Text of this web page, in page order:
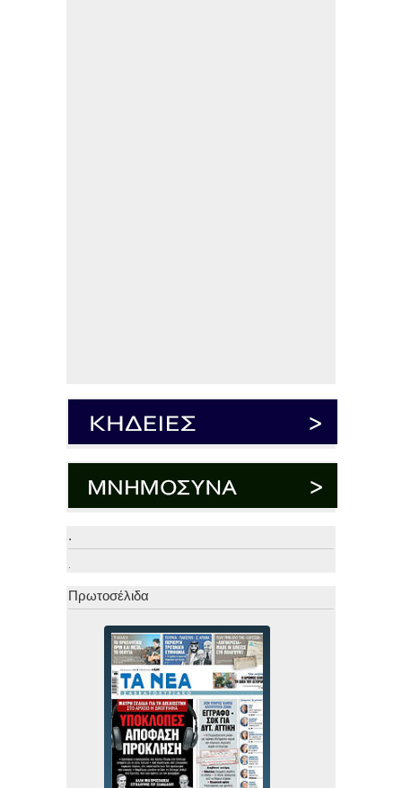
.
.
Πρωτοσέλιδα